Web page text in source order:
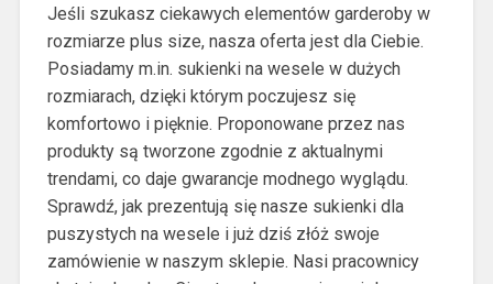
Jeśli szukasz ciekawych elementów garderoby w
rozmiarze plus size, nasza oferta jest dla Ciebie.
Posiadamy m.in. sukienki na wesele w dużych
rozmiarach, dzięki którym poczujesz się
komfortowo i pięknie. Proponowane przez nas
produkty są tworzone zgodnie z aktualnymi
trendami, co daje gwarancje modnego wyglądu.
Sprawdź, jak prezentują się nasze sukienki dla
puszystych na wesele i już dziś złóż swoje
zamówienie w naszym sklepie. Nasi pracownicy